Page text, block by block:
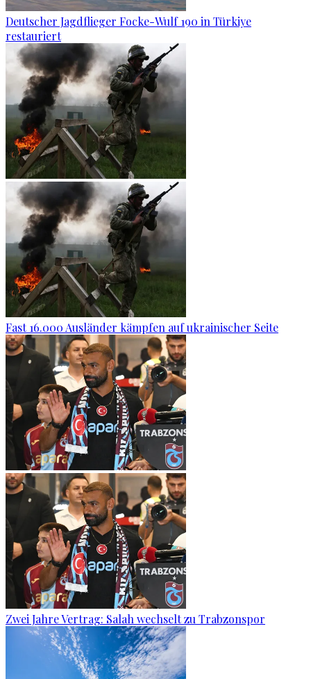
Deutscher Jagdflieger Focke-Wulf 190 in Türkiye
restauriert
Fast 16.000 Ausländer kämpfen auf ukrainischer Seite
Zwei Jahre Vertrag: Salah wechselt zu Trabzonspor